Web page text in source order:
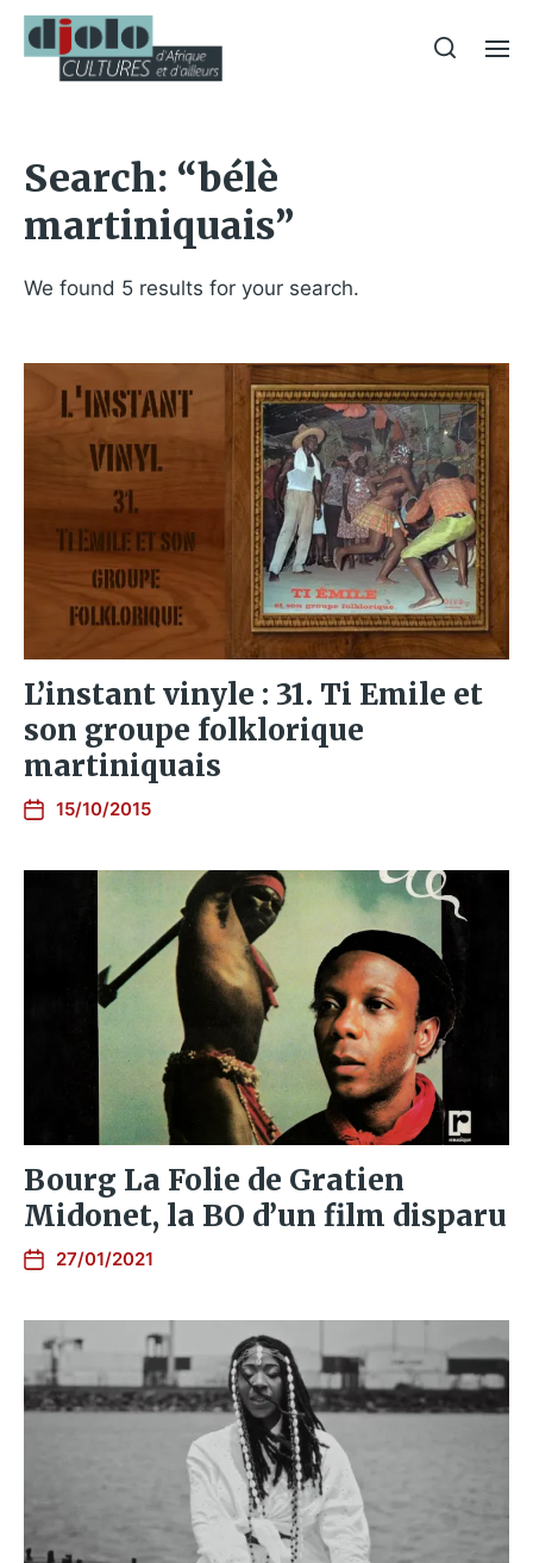
Search: “bélè
martiniquais”
We found 5 results for your search.
L’instant vinyle : 31. Ti Emile et
son groupe folklorique
martiniquais
15/10/2015
Bourg La Folie de Gratien
Midonet, la BO d’un film disparu
27/01/2021